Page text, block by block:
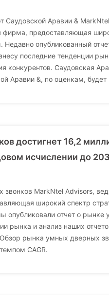
Аравии &
фирма, предоставляющая
опубликованный
последние тенденции
конкурентов. Саудовская
Аравии &, по оценкам, будет
достигнет 16,2
исчислении до
MarkNtel Advisors,
широкий спектр
опубликовали отчет о
рынка и анализ наших
Обзор рынка умных дверных
CAGR.